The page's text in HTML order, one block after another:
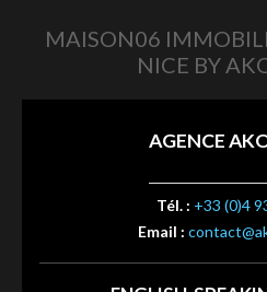
MAISON06
NICE BY
AGENCE
Tél. : +33 (0)4
Email :